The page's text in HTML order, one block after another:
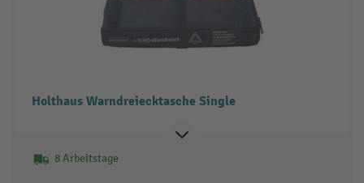
Holthaus Warndreiecktasche Single
8 Arbeitstage